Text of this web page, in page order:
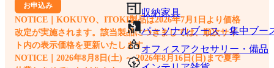
収納家具
パーソナルブース・集中ブー
オフィスアクセサリー・備品
お申込み
NOTICE｜KOKUYO、ITOKI製品は2026年7月1日より価格
改定が実施されます。該当製品につきましては、順次サイ
ト内の表示価格を更新いたします。
NOTICE｜2026年8月8日(土) ～ 2026年8月16日(日)まで夏季